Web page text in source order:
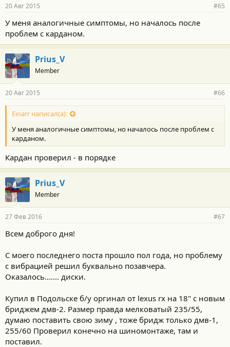
20 Авг 2015 #65
У меня аналогичные симптомы, но началось после
проблем с карданом.
Prius_V
Member
20 Авг 2015 #66
Einarr написал(а):
У меня аналогичные симптомы, но началось после проблем с
карданом.
Кардан проверил - в порядке
Prius_V
Member
27 Фев 2016 #67
Всем доброго дня!
С моего последнего поста прошло пол года, но проблему
с вибрацией решил буквально позавчера.
Оказалось....... диски.
Купил в Подольске б/у оргинал от lexus rx на 18" с новым
бриджем дмв-2. Размер правда мелковатый 235/55,
думаю поставить свою зиму , тоже бридж только дмв-1,
255/60 Проверил конечно на шиномонтаже, там и
поставил.